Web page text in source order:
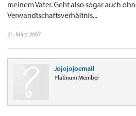
meinem Vater. Geht also sogar auch
Verwandtschaftsverhältnis...
21. März 2007
Jojojojoemail
Platinum Member